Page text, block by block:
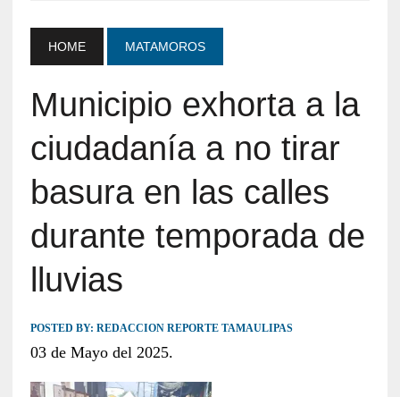
HOME MATAMOROS
Municipio exhorta a la
ciudadanía a no tirar
basura en las calles
durante temporada de
lluvias
POSTED BY: REDACCION REPORTE TAMAULIPAS
03 de Mayo del 2025.